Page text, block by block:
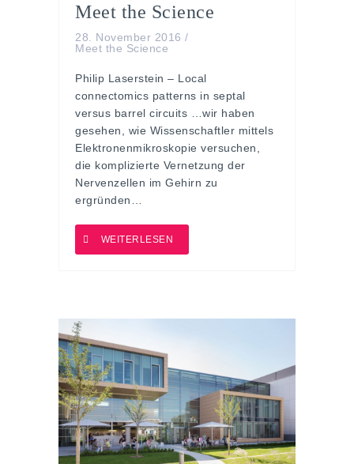
Meet the Science
28. November 2016 /
Meet the Science
Philip Laserstein – Local
connectomics patterns in septal
versus barrel circuits …wir haben
gesehen, wie Wissenschaftler mittels
Elektronenmikroskopie versuchen,
die komplizierte Vernetzung der
Nervenzellen im Gehirn zu
ergründen…
WEITERLESEN